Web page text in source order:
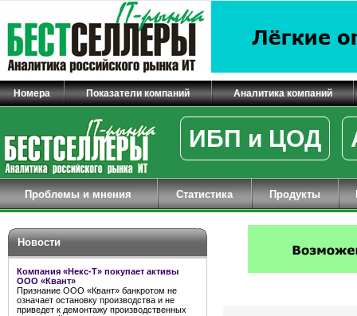
Номера Показатели компаний Аналитика компаний
ИБП и ЦОД
Проблемы и мнения Статистика Продукты
Новости
Компания «Некс-Т» покупает активы
ООО «Квант»
Признание ООО «Квант» банкротом не
означает остановку производства и не
приведет к демонтажу производственных